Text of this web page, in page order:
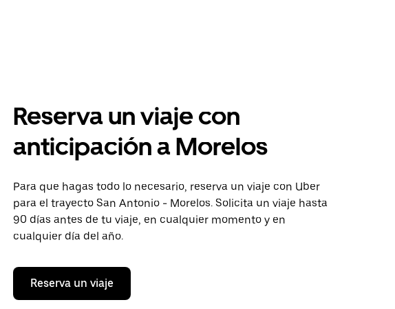
Reserva un viaje con
anticipación a Morelos
Para que hagas todo lo necesario, reserva un viaje con Uber
para el trayecto San Antonio - Morelos. Solicita un viaje hasta
90 días antes de tu viaje, en cualquier momento y en
cualquier día del año.
Reserva un viaje